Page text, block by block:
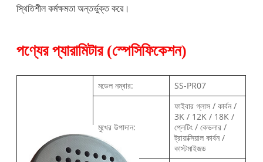
স্থিতিশীল কর্মক্ষমতা অন্তর্ভুক্ত করে।
পণ্যের প্যারামিটার (স্পেসিফিকেশন)
মডেল নম্বার: SS-PR07
মুখের উপাদান:
ফাইবার গ্লাস / কার্বন /
3K / 12K / 18K /
প্লেটিং / কেভলার /
ট্রায়াক্সিয়াল কার্বন /
কাস্টমাইজড